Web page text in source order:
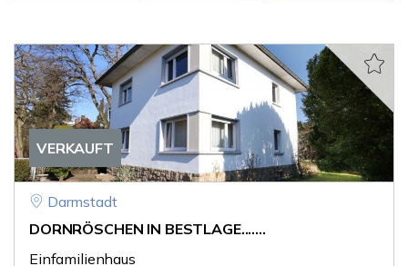
VERKAUFT
Darmstadt
DORNRÖSCHEN IN BESTLAGE.......
Einfamilienhaus